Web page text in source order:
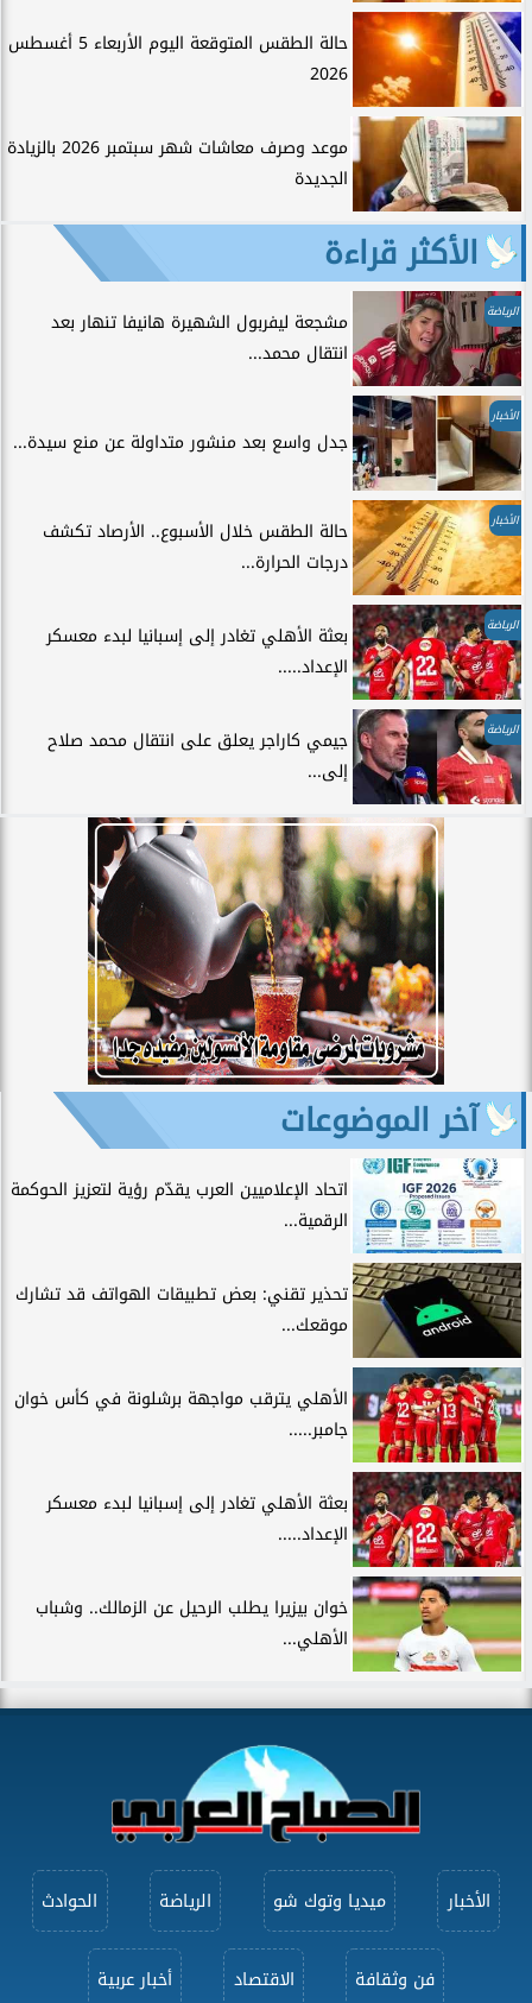
حالة الطقس المتوقعة اليوم الأربعاء 5 أغسطس
2026
موعد وصرف معاشات شهر سبتمبر 2026 بالزيادة
الجديدة
الأكثر قراءة
الرياضة
مشجعة ليفربول الشهيرة هانيفا تنهار بعد
انتقال محمد...
الأخبار
جدل واسع بعد منشور متداولة عن منع سيدة...
الأخبار
حالة الطقس خلال الأسبوع.. الأرصاد تكشف
درجات الحرارة...
الرياضة
بعثة الأهلي تغادر إلى إسبانيا لبدء معسكر
الإعداد.....
الرياضة
جيمي كاراجر يعلق على انتقال محمد صلاح
إلى...
آخر الموضوعات
اتحاد الإعلاميين العرب يقدّم رؤية لتعزيز الحوكمة
الرقمية...
تحذير تقني: بعض تطبيقات الهواتف قد تشارك
موقعك...
الأهلي يترقب مواجهة برشلونة في كأس خوان
جامبر.....
بعثة الأهلي تغادر إلى إسبانيا لبدء معسكر
الإعداد.....
خوان بيزيرا يطلب الرحيل عن الزمالك.. وشباب
الأهلي...
الأخبار ميديا وتوك شو الرياضة الحوادث
فن وثقافة الاقتصاد أخبار عربية